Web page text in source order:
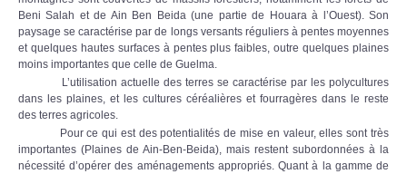
Beni Salah et de Ain Ben Beida (une partie de Houara à l’Ouest). Son
paysage se caractérise par de longs versants réguliers à pentes moyennes
et quelques hautes surfaces à pentes plus faibles, outre quelques plaines
moins importantes que celle de Guelma.
L’utilisation actuelle des terres se caractérise par les polycultures
dans les plaines, et les cultures céréalières et fourragères dans le reste
des terres agricoles.
Pour ce qui est des potentialités de mise en valeur, elles sont très
importantes (Plaines de Ain-Ben-Beida), mais restent subordonnées à la
nécessité d’opérer des aménagements appropriés. Quant à la gamme de